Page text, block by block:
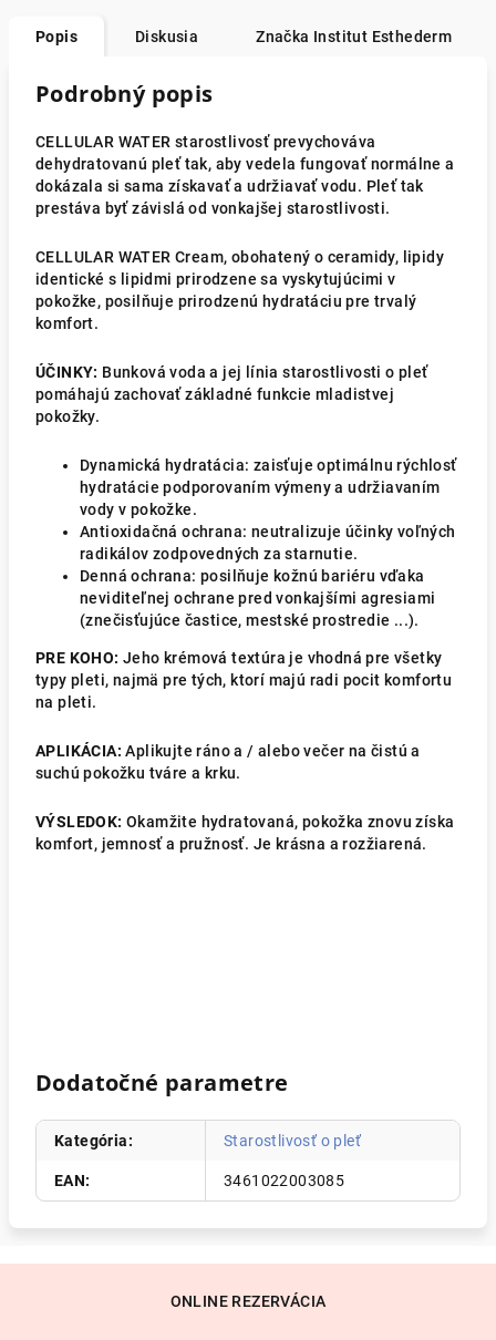
Popis Diskusia Značka Institut Esthederm
Podrobný popis
CELLULAR WATER starostlivosť prevychováva
dehydratovanú pleť tak, aby vedela fungovať normálne a
dokázala si sama získavať a udržiavať vodu. Pleť tak
prestáva byť závislá od vonkajšej starostlivosti.
CELLULAR WATER Cream, obohatený o ceramidy, lipidy
identické s lipidmi prirodzene sa vyskytujúcimi v
pokožke, posilňuje prirodzenú hydratáciu pre trvalý
komfort.
ÚČINKY: Bunková voda a jej línia starostlivosti o pleť
pomáhajú zachovať základné funkcie mladistvej
pokožky.
Dynamická hydratácia: zaisťuje optimálnu rýchlosť
hydratácie podporovaním výmeny a udržiavaním
vody v pokožke.
Antioxidačná ochrana: neutralizuje účinky voľných
radikálov zodpovedných za starnutie.
Denná ochrana: posilňuje kožnú bariéru vďaka
neviditeľnej ochrane pred vonkajšími agresiami
(znečisťujúce častice, mestské prostredie ...).
PRE KOHO: Jeho krémová textúra je vhodná pre všetky
typy pleti, najmä pre tých, ktorí majú radi pocit komfortu
na pleti.
APLIKÁCIA: Aplikujte ráno a / alebo večer na čistú a
suchú pokožku tváre a krku.
VÝSLEDOK: Okamžite hydratovaná, pokožka znovu získa
komfort, jemnosť a pružnosť. Je krásna a rozžiarená.
Dodatočné parametre
Kategória: Starostlivosť o pleť
EAN: 3461022003085
ONLINE REZERVÁCIA